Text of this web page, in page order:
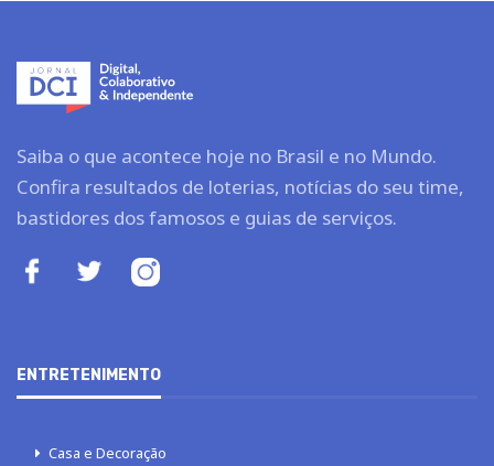
Saiba o que acontece hoje no Brasil e no Mundo.
Confira resultados de loterias, notícias do seu time,
bastidores dos famosos e guias de serviços.
ENTRETENIMENTO
Casa e Decoração